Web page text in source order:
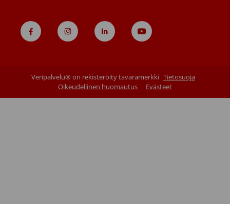
Veripalvelu® on rekisteröity tavaramerkki Tietosuoja
Oikeudellinen huomautus
Evästeet